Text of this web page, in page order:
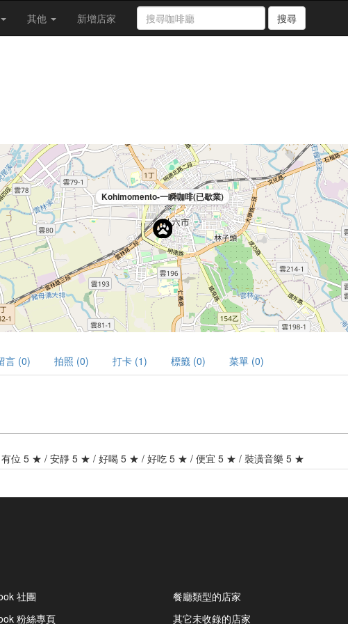
其他 新增店家 搜尋
Kohimomento-一瞬咖啡(已歇業)
言 (0) 拍照 (0) 打卡 (1) 標籤 (0) 菜單 (0)
位 5 ★ / 安靜 5 ★ / 好喝 5 ★ / 好吃 5 ★ / 便宜 5 ★ / 裝潢音樂 5 ★
社團
粉絲專頁
餐廳類型的店家
其它未收錄的店家